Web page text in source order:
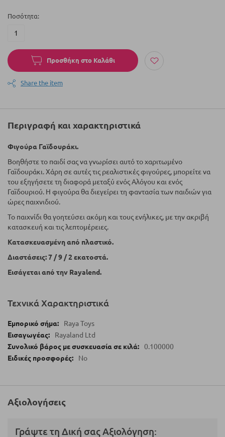
Ποσότητα
Προσθήκη στο Καλάθι
Share the item
Περιγραφή και χαρακτηριστικά
Φιγούρα Γαϊδουράκι.
Βοηθήστε το παιδί σας να γνωρίσει αυτό το χαριτωμένο
Γαϊδουράκι. Χάρη σε αυτές τις ρεαλιστικές φιγούρες, μπορείτε να
του εξηγήσετε τη διαφορά μεταξύ ενός Αλόγου και ενός
Γαϊδουριού. Η φιγούρα θα διεγείρει τη φαντασία των παιδιών για
ώρες παιχνιδιού.
Το παιχνίδι θα γοητεύσει ακόμη και τους ενήλικες, με την ακριβή
κατασκευή και τις λεπτομέρειες.
Κατασκευασμένη από πλαστικό.
Διαστάσεις: 7 / 9 / 2 εκατοστά.
Εισάγεται από την Rayalend.
Τεχνικά Χαρακτηριστικά
Raya Toys
Rayaland Ltd
0.100000
No
Αξιολογήσεις
Γράψτε τη Δική σας Αξιολόγηση: